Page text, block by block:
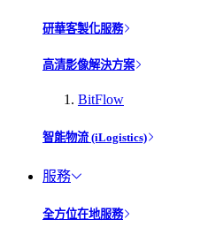
研華客製化服務
高清影像解決方案
BitFlow
智能物流 (iLogistics)
服務
全方位在地服務